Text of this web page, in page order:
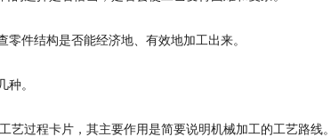
零件结构是否能经济地、有效地加工出来。
种。
艺过程卡片，其主要作用是简要说明机械加工的工艺路线